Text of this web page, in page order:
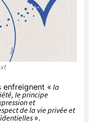
enfreignent « la
le principe
et
de la vie privée et
».